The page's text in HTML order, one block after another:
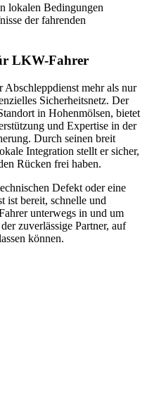
lokalen Bedingungen
der fahrenden
LKW-Fahrer
mehr als nur
Sicherheitsnetz. Der
in Hohenmölsen, bietet
und Expertise in der
Durch seinen breit
Integration stellt er sicher,
Rücken frei haben.
Defekt oder eine
ist bereit, schnelle und
unterwegs in und um
zuverlässige Partner, auf
können.